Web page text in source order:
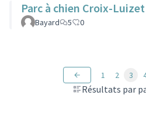
Parc à chien Croix-Luizet
Bayard 5 0
Résultats par
1 2 3